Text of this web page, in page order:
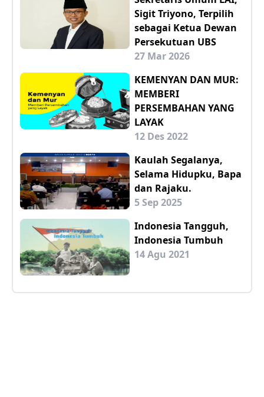
Sigit Triyono, Terpilih
sebagai Ketua Dewan
Persekutuan UBS
27 Mar 2026
KEMENYAN DAN MUR:
MEMBERI
PERSEMBAHAN YANG
LAYAK
12 Des 2022
Kaulah Segalanya,
Selama Hidupku, Bapa
dan Rajaku.
5 Sep 2025
Indonesia Tangguh,
Indonesia Tumbuh
14 Agu 2021